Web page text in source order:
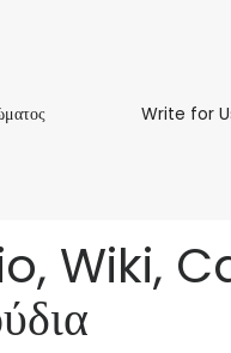
Write for
Wiki,